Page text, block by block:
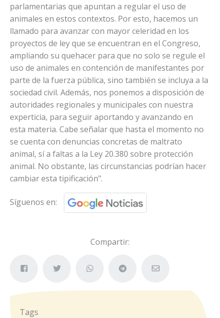
parlamentarias que apuntan a regular el uso de
animales en estos contextos. Por esto, hacemos un
llamado para avanzar con mayor celeridad en los
proyectos de ley que se encuentran en el Congreso,
ampliando su quehacer para que no solo se regule el
uso de animales en contención de manifestantes por
parte de la fuerza pública, sino también se incluya a la
sociedad civil. Además, nos ponemos a disposición de
autoridades regionales y municipales con nuestra
experticia, para seguir aportando y avanzando en
esta materia. Cabe señalar que hasta el momento no
se cuenta con denuncias concretas de maltrato
animal, sí a faltas a la Ley 20.380 sobre protección
animal. No obstante, las circunstancias podrían hacer
cambiar esta tipificación".
Síguenos en:
Compartir:
Tags